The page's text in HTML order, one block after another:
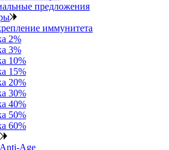
предложения
иммунитета
2%
3%
10%
15%
20%
30%
40%
50%
60%
Anti‑Age